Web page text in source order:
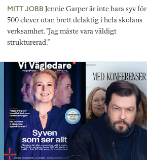
MITT JOBB Jennie Garper är inte bara syv för
500 elever utan brett delaktig i hela skolans
verksamhet. ”Jag måste vara väldigt
strukturerad.”